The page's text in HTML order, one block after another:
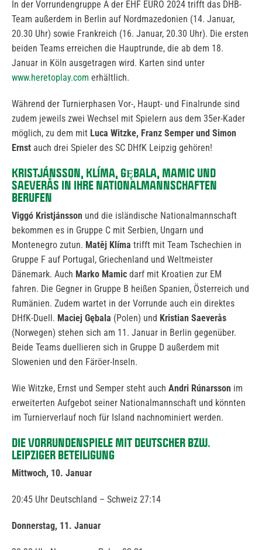
In der Vorrundengruppe A der EHF EURO 2024 trifft das DHB-
Team außerdem in Berlin auf Nordmazedonien (14. Januar,
20.30 Uhr) sowie Frankreich (16. Januar, 20.30 Uhr). Die ersten
beiden Teams erreichen die Hauptrunde, die ab dem 18.
Januar in Köln ausgetragen wird. Karten sind unter
www.heretoplay.com erhältlich.
Während der Turnierphasen Vor-, Haupt- und Finalrunde sind
zudem jeweils zwei Wechsel mit Spielern aus dem 35er-Kader
möglich, zu dem mit Luca Witzke, Franz Semper und Simon
Ernst auch drei Spieler des SC DHfK Leipzig gehören!
KRISTJÁNSSON, KLÍMA, GĘBALA, MAMIC UND
SAEVERÅS IN IHRE NATIONALMANNSCHAFTEN
BERUFEN
Viggó Kristjánsson und die isländische Nationalmannschaft
bekommen es in Gruppe C mit Serbien, Ungarn und
Montenegro zutun. Matěj Klíma trifft mit Team Tschechien in
Gruppe F auf Portugal, Griechenland und Weltmeister
Dänemark. Auch Marko Mamic darf mit Kroatien zur EM
fahren. Die Gegner in Gruppe B heißen Spanien, Österreich und
Rumänien. Zudem wartet in der Vorrunde auch ein direktes
DHfK-Duell. Maciej Gębala (Polen) und Kristian Saeverås
(Norwegen) stehen sich am 11. Januar in Berlin gegenüber.
Beide Teams duellieren sich in Gruppe D außerdem mit
Slowenien und den Färöer-Inseln.
Wie Witzke, Ernst und Semper steht auch Andri Rúnarsson im
erweiterten Aufgebot seiner Nationalmannschaft und könnten
im Turnierverlauf noch für Island nachnominiert werden.
DIE VORRUNDENSPIELE MIT DEUTSCHER BZW.
LEIPZIGER BETEILIGUNG
Mittwoch, 10. Januar
20:45 Uhr Deutschland – Schweiz 27:14
Donnerstag, 11. Januar